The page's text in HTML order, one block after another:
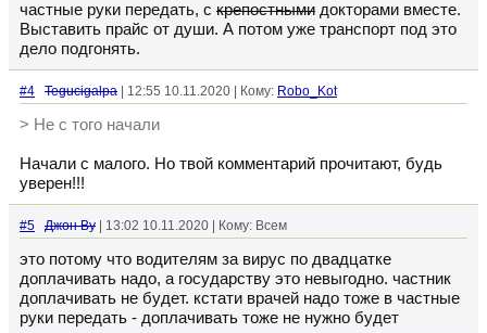
частные руки передать, с крепостными докторами вместе.
Выставить прайс от души. А потом уже транспорт под это
дело подгонять.
#4 Tegucigalpa | 12:55 10.11.2020 | Кому: Robo_Kot
> Не с того начали
Начали с малого. Но твой комментарий прочитают, будь
уверен!!!
#5 Джон Ву | 13:02 10.11.2020 | Кому: Всем
это потому что водителям за вирус по двадцатке
доплачивать надо, а государству это невыгодно. частник
доплачивать не будет. кстати врачей надо тоже в частные
руки передать - доплачивать тоже не нужно будет